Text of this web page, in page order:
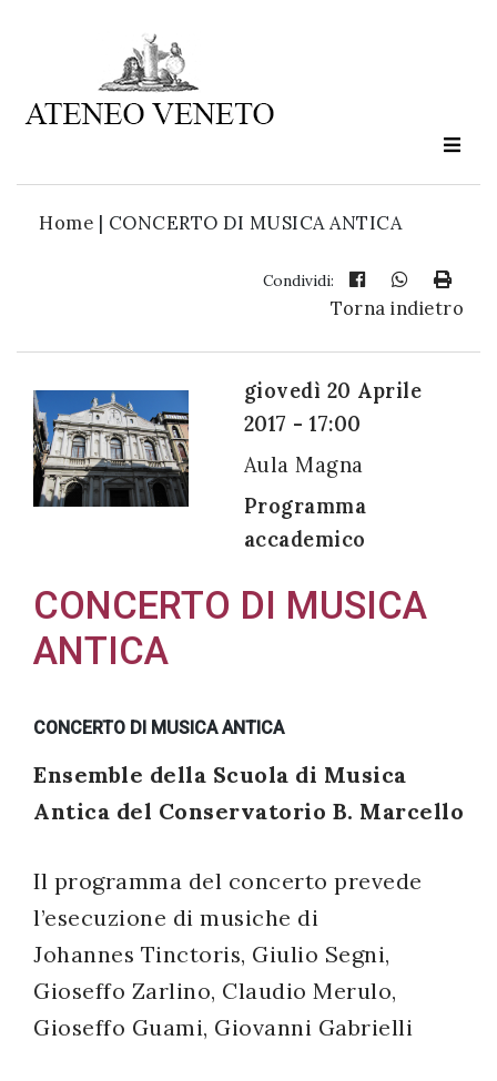
Home | CONCERTO DI MUSICA ANTICA
Condividi:
Torna indietro
giovedì 20 Aprile
2017 - 17:00
Aula Magna
Programma
accademico
CONCERTO DI MUSICA
ANTICA
CONCERTO DI MUSICA ANTICA
Ensemble della Scuola di Musica
Antica del Conservatorio B. Marcello
Il programma del concerto prevede
l’esecuzione di musiche di
Johannes Tinctoris, Giulio Segni,
Gioseffo Zarlino, Claudio Merulo,
Gioseffo Guami, Giovanni Gabrielli
Ateneo
è
cultura
newsletter:
Acconsento
all'uso dei
personali in
con il
decreto
Registrazione
avvenuta con
successo!